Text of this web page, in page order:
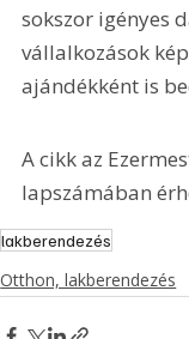
sokszor igényes
vállalkozások
ajándékként is
A cikk az
lapszámában
lakberendezés
Otthon, lakberendezés